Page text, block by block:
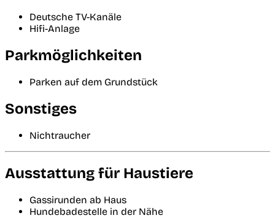
Deutsche TV-Kanäle
Hifi-Anlage
Parkmöglichkeiten
Parken auf dem Grundstück
Sonstiges
Nichtraucher
Ausstattung für Haustiere
Gassirunden ab Haus
Hundebadestelle in der Nähe